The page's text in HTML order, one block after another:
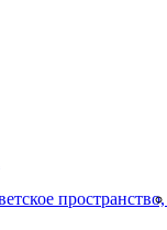
пространство,